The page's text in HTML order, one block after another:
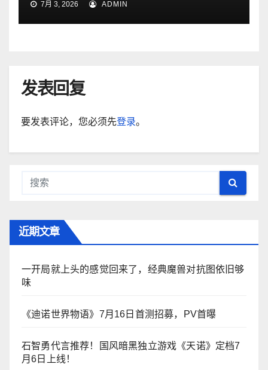
7月 3, 2026 ADMIN
发表回复
要发表评论，您必须先登录。
近期文章
一开局就上头的感觉回来了，经典魔兽对抗图依旧够
味
《迪诺世界物语》7月16日首测招募，PV首曝
石智勇代言推荐！国风暗黑独立游戏《天诺》定档7
月6日上线！